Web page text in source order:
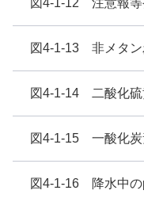
図4-1-12 注意報等
図4-1-13 非メタン
図4-1-14 二酸化硫
図4-1-15 一酸化炭
図4-1-16 降水中の